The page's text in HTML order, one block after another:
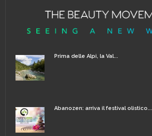
Prima delle Alpi, la Val...
Abanozen: arriva il festival olistico...